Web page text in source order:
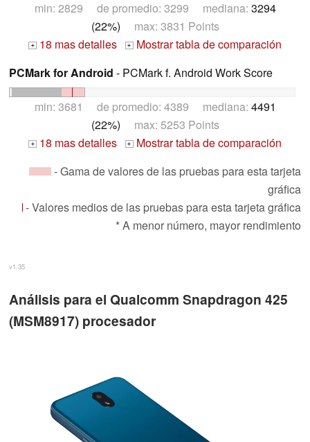
min: 2829 de promedio: 3299 mediana: 3294
(22%) max: 3831 Points
+ 18 mas detalles + Mostrar tabla de comparación
PCMark for Android - PCMark f. Android Work Score
min: 3681 de promedio: 4389 mediana: 4491
(22%) max: 5253 Points
+ 18 mas detalles + Mostrar tabla de comparación
- Gama de valores de las pruebas para esta tarjeta
gráfica
- Valores medios de las pruebas para esta tarjeta gráfica
* A menor número, mayor rendimiento
v1.35
Análisis para el Qualcomm Snapdragon 425
(MSM8917) procesador